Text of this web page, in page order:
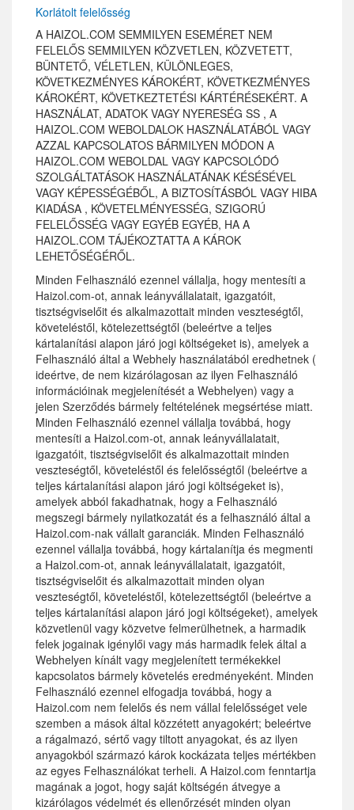
Korlátolt felelősség
A HAIZOL.COM SEMMILYEN ESEMÉRET NEM
FELELŐS SEMMILYEN KÖZVETLEN, KÖZVETETT,
BÜNTETŐ, VÉLETLEN, KÜLÖNLEGES,
KÖVETKEZMÉNYES KÁROKÉRT, KÖVETKEZMÉNYES
KÁROKÉRT, KÖVETKEZTETÉSI KÁRTÉRÉSEKÉRT. A
HASZNÁLAT, ADATOK VAGY NYERESÉG SS , A
HAIZOL.COM WEBOLDALOK HASZNÁLATÁBÓL VAGY
AZZAL KAPCSOLATOS BÁRMILYEN MÓDON A
HAIZOL.COM WEBOLDAL VAGY KAPCSOLÓDÓ
SZOLGÁLTATÁSOK HASZNÁLATÁNAK KÉSÉSÉVEL
VAGY KÉPESSÉGÉBŐL, A BIZTOSÍTÁSBÓL VAGY HIBA
KIADÁSA , KÖVETELMÉNYESSÉG, SZIGORÚ
FELELŐSSÉG VAGY EGYÉB EGYÉB, HA A
HAIZOL.COM TÁJÉKOZTATTA A KÁROK
LEHETŐSÉGÉRŐL.
Minden Felhasználó ezennel vállalja, hogy mentesíti a
Haizol.com-ot, annak leányvállalatait, igazgatóit,
tisztségviselőit és alkalmazottait minden veszteségtől,
követeléstől, kötelezettségtől (beleértve a teljes
kártalanítási alapon járó jogi költségeket is), amelyek a
Felhasználó által a Webhely használatából eredhetnek (
ideértve, de nem kizárólagosan az ilyen Felhasználó
információinak megjelenítését a Webhelyen) vagy a
jelen Szerződés bármely feltételének megsértése miatt.
Minden Felhasználó ezennel vállalja továbbá, hogy
mentesíti a Haizol.com-ot, annak leányvállalatait,
igazgatóit, tisztségviselőit és alkalmazottait minden
veszteségtől, követeléstől és felelősségtől (beleértve a
teljes kártalanítási alapon járó jogi költségeket is),
amelyek abból fakadhatnak, hogy a Felhasználó
megszegi bármely nyilatkozatát és a felhasználó által a
Haizol.com-nak vállalt garanciák. Minden Felhasználó
ezennel vállalja továbbá, hogy kártalanítja és megmenti
a Haizol.com-ot, annak leányvállalatait, igazgatóit,
tisztségviselőit és alkalmazottait minden olyan
veszteségtől, követeléstől, kötelezettségtől (beleértve a
teljes kártalanítási alapon járó jogi költségeket), amelyek
közvetlenül vagy közvetve felmerülhetnek, a harmadik
felek jogainak igénylői vagy más harmadik felek által a
Webhelyen kínált vagy megjelenített termékekkel
kapcsolatos bármely követelés eredményeként. Minden
Felhasználó ezennel elfogadja továbbá, hogy a
Haizol.com nem felelős és nem vállal felelősséget vele
szemben a mások által közzétett anyagokért; beleértve
a rágalmazó, sértő vagy tiltott anyagokat, és az ilyen
anyagokból származó károk kockázata teljes mértékben
az egyes Felhasználókat terheli. A Haizol.com fenntartja
magának a jogot, hogy saját költségén átvegye a
kizárólagos védelmét és ellenőrzését minden olyan